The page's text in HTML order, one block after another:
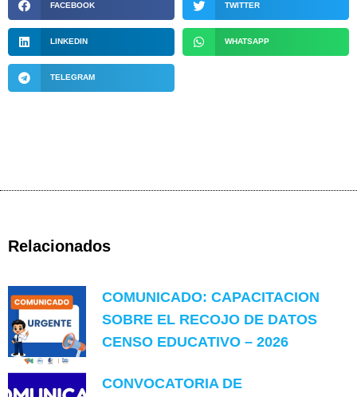
FACEBOOK TWITTER
LINKEDIN WHATSAPP
TELEGRAM
Relacionados
COMUNICADO: CAPACITACION
SOBRE EL RECOJO DE DATOS
CENSO EDUCATIVO – 2026
CONVOCATORIA DE